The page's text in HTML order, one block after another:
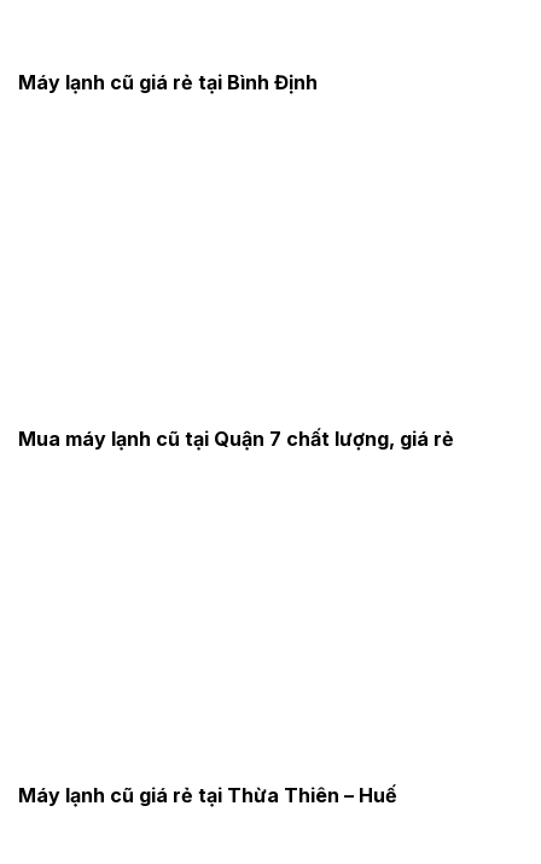
Máy lạnh cũ giá rẻ tại Bình Định
Mua máy lạnh cũ tại Quận 7 chất lượng, giá rẻ
Máy lạnh cũ giá rẻ tại Thừa Thiên – Huế